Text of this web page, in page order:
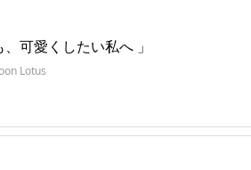
、可愛くしたい私へ 」
Lotus